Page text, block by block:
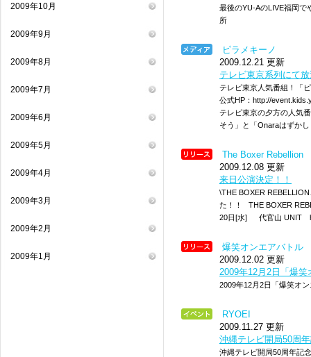
2009年10月
2009年9月
2009年8月
2009年7月
2009年6月
2009年5月
2009年4月
2009年3月
2009年2月
2009年1月
最後のYU-AのLIVE
所
ピラメキーノ
2009.12.21 更新
テレビ東京系列にて
テレビ東京人気番組！「
公式HP：http://
テレビ東京の夕方の人気
そう」と「Onaraはずか
The Boxer Rebellion
2009.12.08 更新
来日公演決定！！
\THE BOXER
た！！ THE BOXER
20日[水] 代官山 UNIT
爆笑オンエアバトル
2009.12.02 更新
2009年12月2日「爆
2009年12月2日「爆笑オ
RYOEI
2009.11.27 更新
沖縄テレビ開局50周
沖縄テレビ開局50周年記